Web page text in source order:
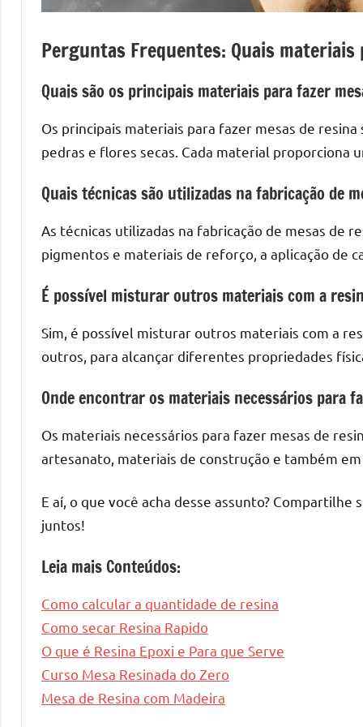
mesas
tampinhas
Perguntas Frequentes: Quais
Quais são os principais materiais para fazer
Os principais materiais para fazer mesas de
pedras e flores secas. Cada material proporciona
Quais técnicas são utilizadas na fabricação de
As técnicas utilizadas na fabricação de mesas de
pigmentos e materiais de reforço, a aplicação de
É possível misturar outros materiais com a
Sim, é possível misturar outros materiais com a
outros, para alcançar diferentes propriedades
Onde encontrar os materiais necessários para
Os materiais necessários para fazer mesas de
artesanato, materiais de construção e também
E aí, o que você acha desse assunto?
juntos!
Leia mais Conteúdos:
Como calcular a quantidade de resina
Como secar Resina Rapido
O que é Resina Epoxi e Para que Serve
Curso Mesa Resinada do Zero
Mesa de Resina com Madeira